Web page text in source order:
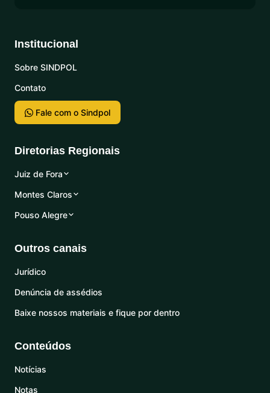
Institucional
Sobre SINDPOL
Contato
Fale com o Sindpol
Diretorias Regionais
Juiz de Fora
Montes Claros
Pouso Alegre
Outros canais
Jurídico
Denúncia de assédios
Baixe nossos materiais e fique por dentro
Conteúdos
Notícias
Notas